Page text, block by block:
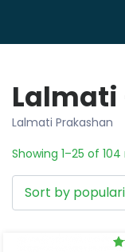
Lalmati -
Lalmati Prakashan
Showing 1–25 of